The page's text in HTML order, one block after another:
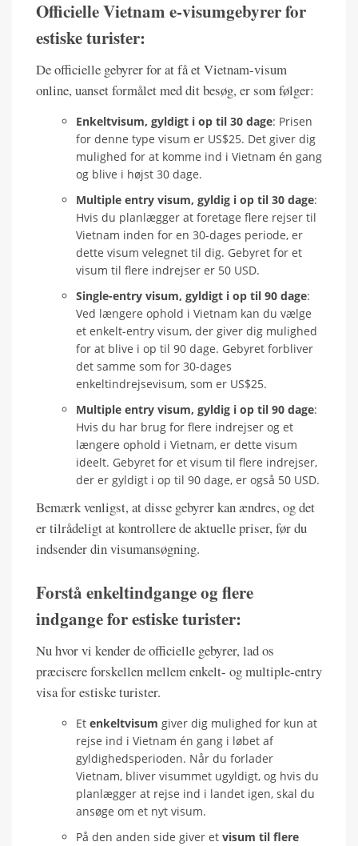
Officielle Vietnam e-visumgebyrer for
estiske turister:
De officielle gebyrer for at få et Vietnam-visum
online, uanset formålet med dit besøg, er som følger:
Enkeltvisum, gyldigt i op til 30 dage: Prisen
for denne type visum er US$25. Det giver dig
mulighed for at komme ind i Vietnam én gang
og blive i højst 30 dage.
Multiple entry visum, gyldig i op til 30 dage:
Hvis du planlægger at foretage flere rejser til
Vietnam inden for en 30-dages periode, er
dette visum velegnet til dig. Gebyret for et
visum til flere indrejser er 50 USD.
Single-entry visum, gyldigt i op til 90 dage:
Ved længere ophold i Vietnam kan du vælge
et enkelt-entry visum, der giver dig mulighed
for at blive i op til 90 dage. Gebyret forbliver
det samme som for 30-dages
enkeltindrejsevisum, som er US$25.
Multiple entry visum, gyldig i op til 90 dage:
Hvis du har brug for flere indrejser og et
længere ophold i Vietnam, er dette visum
ideelt. Gebyret for et visum til flere indrejser,
der er gyldigt i op til 90 dage, er også 50 USD.
Bemærk venligst, at disse gebyrer kan ændres, og det
er tilrådeligt at kontrollere de aktuelle priser, før du
indsender din visumansøgning.
Forstå enkeltindgange og flere
indgange for estiske turister:
Nu hvor vi kender de officielle gebyrer, lad os
præcisere forskellen mellem enkelt- og multiple-entry
visa for estiske turister.
Et enkeltvisum giver dig mulighed for kun at
rejse ind i Vietnam én gang i løbet af
gyldighedsperioden. Når du forlader
Vietnam, bliver visummet ugyldigt, og hvis du
planlægger at rejse ind i landet igen, skal du
ansøge om et nyt visum.
På den anden side giver et visum til flere